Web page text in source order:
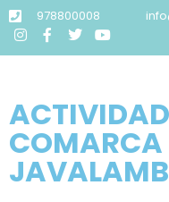
978800008
COMARCA